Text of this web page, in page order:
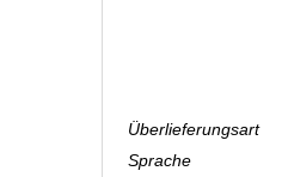
Überlieferungsart
Sprache